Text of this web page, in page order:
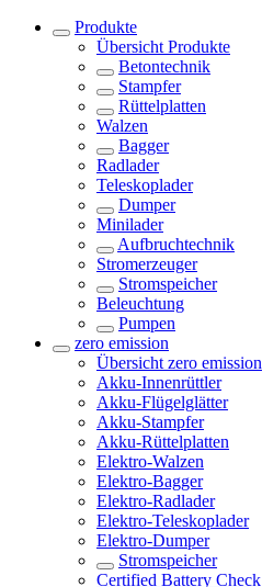
Produkte
Übersicht Produkte
Betontechnik
Stampfer
Rüttelplatten
Walzen
Bagger
Radlader
Teleskoplader
Dumper
Minilader
Aufbruchtechnik
Stromerzeuger
Stromspeicher
Beleuchtung
Pumpen
zero emission
Übersicht zero emission
Akku-Innenrüttler
Akku-Flügelglätter
Akku-Stampfer
Akku-Rüttelplatten
Elektro-Walzen
Elektro-Bagger
Elektro-Radlader
Elektro-Teleskoplader
Elektro-Dumper
Stromspeicher
Certified Battery Check